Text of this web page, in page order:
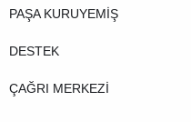
PAŞA KURUYEMİŞ
DESTEK
ÇAĞRI MERKEZİ